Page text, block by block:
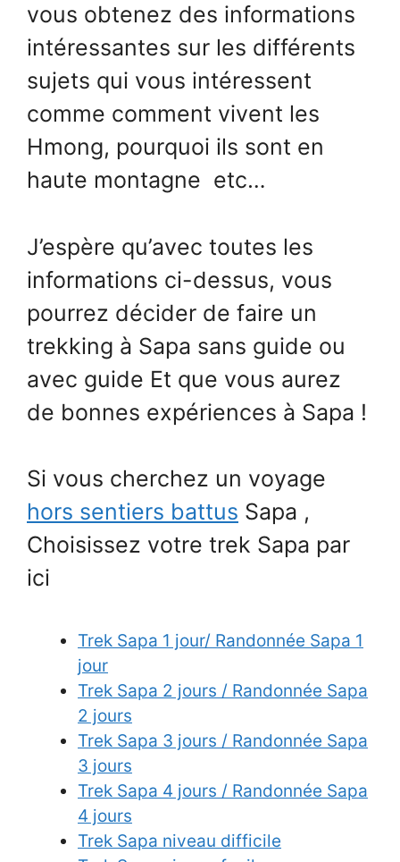
vous obtenez des informations
intéressantes sur les différents
sujets qui vous intéressent
comme comment vivent les
Hmong, pourquoi ils sont en
haute montagne etc…
J’espère qu’avec toutes les
informations ci-dessus, vous
pourrez décider de faire un
trekking à Sapa sans guide ou
avec guide Et que vous aurez
de bonnes expériences à Sapa !
Si vous cherchez un voyage
hors sentiers battus Sapa ,
Choisissez votre trek Sapa par
ici
Trek Sapa 1 jour/ Randonnée Sapa 1
jour
Trek Sapa 2 jours / Randonnée Sapa
2 jours
Trek Sapa 3 jours / Randonnée Sapa
3 jours
Trek Sapa 4 jours / Randonnée Sapa
4 jours
Trek Sapa niveau difficile